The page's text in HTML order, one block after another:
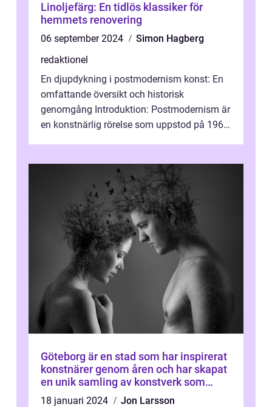
Linoljefärg: En tidlös klassiker för
hemmets renovering
06 september 2024
Simon Hagberg
redaktionel
En djupdykning i postmodernism konst: En
omfattande översikt och historisk
genomgång Introduktion: Postmodernism är
en konstnärlig rörelse som uppstod på 1960-
Göteborg är en stad som har inspirerat
konstnärer genom åren och har skapat
en unik samling av konstverk som
representerar staden
18 januari 2024
Jon Larsson